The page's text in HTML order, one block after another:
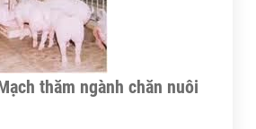
thăm ngành chăn nuôi